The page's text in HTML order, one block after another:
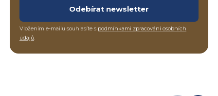
Odebírat newsletter
Vložením e-mailu souhlasíte s podmínkami zpracování osobních
údajů.